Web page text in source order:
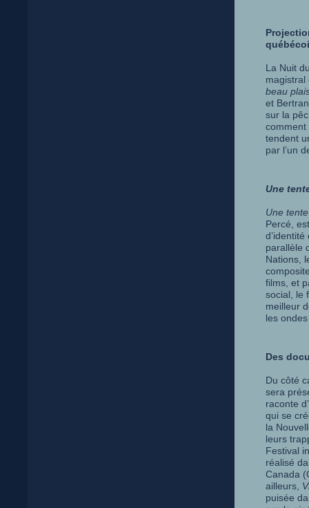
La Nuit
magistral
beau
et
sur la
comment
tendent
par l’un
Une
Une
Percé,
parallèle
Nations,
films, et
social, le
meilleur
les
Des
Du côté
sera
raconte
qui se
la
leurs
Festival
réalisé
Canada
ailleurs,
puisée